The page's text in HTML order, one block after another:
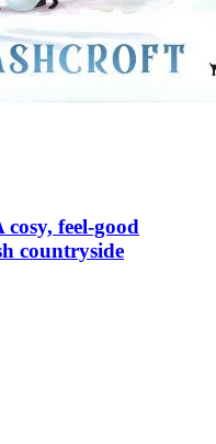
feel-good
countryside